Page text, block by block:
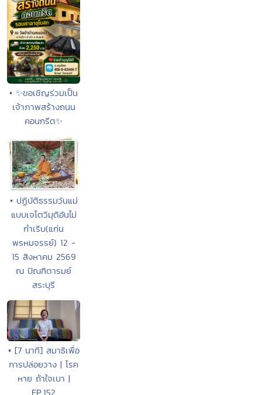
• ✨ขอเชิญร่วมเป็น
เจ้าภาพสร้างถนน
คอนกรีต✨
• ปฏิบัติธรรมวันแม่
แบบเจโตวิมุติอันไม่
กำเริบ(แก่น
พรหมจรรย์) 12 -
15 สิงหาคม 2569
ณ ปัณฑิตารมย์
สระบุรี
• [7 นาที] สมาธิเพื่อ
การปล่อยวาง | โรค
หาย ถ้าใจเบา |
EP.152